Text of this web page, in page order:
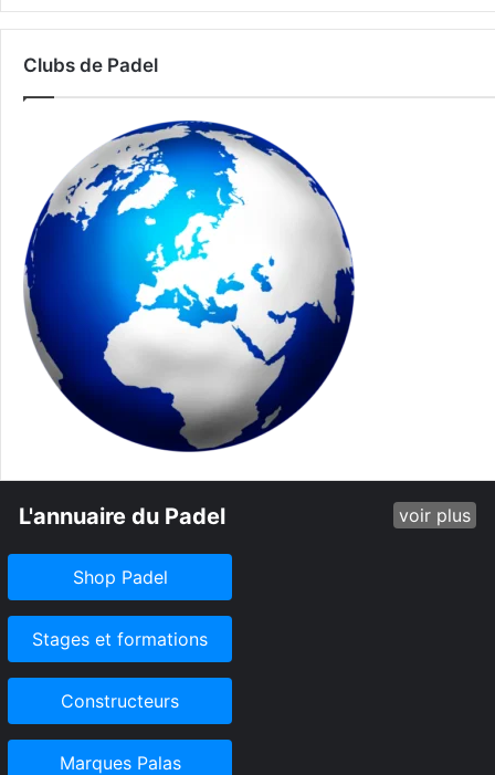
Clubs de Padel
L'annuaire du Padel voir plus
Shop Padel
Stages et formations
Constructeurs
Marques Palas